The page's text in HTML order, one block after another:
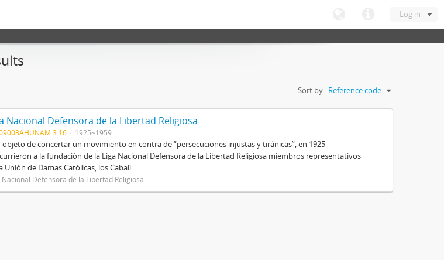
Log in
Sort by: Reference code
Nacional Defensora de la Libertad Religiosa
3.16 1925~1959
objeto de concertar un movimiento en contra de “persecuciones injustas y tiránicas”, en 1925
a la fundación de la Liga Nacional Defensora de la Libertad Religiosa miembros representativos
Unión de Damas Católicas, los Caball...
Nacional Defensora de la Libertad Religiosa